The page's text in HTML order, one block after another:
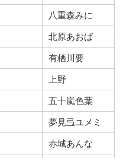
八重森みに
北原あおば
有栖川要
上野
五十嵐色葉
夢見弖ユメミ
赤城あんな